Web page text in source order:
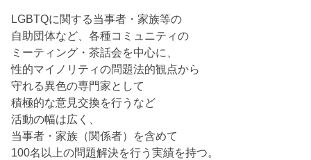
LGBTQに関する当事者・家族等の
自助団体など、各種コミュニティの
ミーティング・茶話会を中心に、
性的マイノリティの問題法的観点から
守れる異色の専門家として
積極的な意見交換を行うなど
活動の幅は広く、
当事者・家族（関係者）を含めて
100名以上の問題解決を行う実績を持つ。